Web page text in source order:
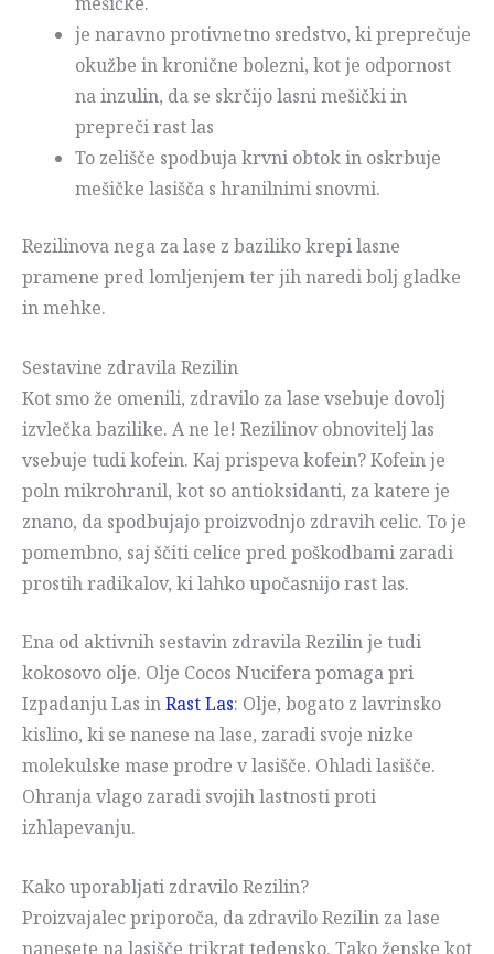
je naravno protivnetno sredstvo, ki preprečuje
okužbe in kronične bolezni, kot je odpornost
na inzulin, da se skrčijo lasni mešički in
prepreči rast las
To zelišče spodbuja krvni obtok in oskrbuje
mešičke lasišča s hranilnimi snovmi.
Rezilinova nega za lase z baziliko krepi lasne
pramene pred lomljenjem ter jih naredi bolj gladke
in mehke.
Sestavine zdravila Rezilin
Kot smo že omenili, zdravilo za lase vsebuje dovolj
izvlečka bazilike. A ne le! Rezilinov obnovitelj las
vsebuje tudi kofein. Kaj prispeva kofein? Kofein je
poln mikrohranil, kot so antioksidanti, za katere je
znano, da spodbujajo proizvodnjo zdravih celic. To je
pomembno, saj ščiti celice pred poškodbami zaradi
prostih radikalov, ki lahko upočasnijo rast las.
Ena od aktivnih sestavin zdravila Rezilin je tudi
kokosovo olje. Olje Cocos Nucifera pomaga pri
Izpadanju Las inRast Las: Olje, bogato z lavrinsko
kislino, ki se nanese na lase, zaradi svoje nizke
molekulske mase prodre v lasišče. Ohladi lasišče.
Ohranja vlago zaradi svojih lastnosti proti
izhlapevanju.
Kako uporabljati zdravilo Rezilin?
Proizvajalec priporoča, da zdravilo Rezilin za lase
nanesete na lasišče trikrat tedensko. Tako ženske kot